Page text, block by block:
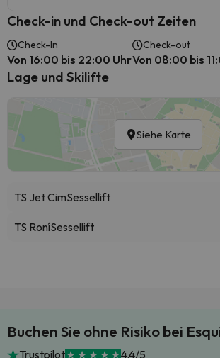
Check-in und Check-out Zeiten
Check-In
Von 16:00 bis 22:00 Uhr
Check-out
Von 08:00 bis
Lage und Skilifte
Siehe Karte
TS Jet CimSessellift
TS RoníSessellift
Buchen Sie ohne Risiko bei
Trustpilot 4.4/5